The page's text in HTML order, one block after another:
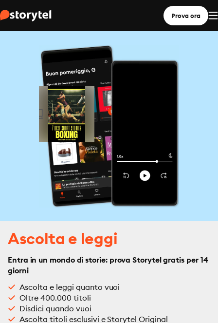
Prova ora
Ascolta e leggi
Entra in un mondo di storie: prova Storytel gratis per 14
giorni
Ascolta e leggi quanto vuoi
Oltre 400.000 titoli
Disdici quando vuoi
Ascolta titoli esclusivi e Storytel Original